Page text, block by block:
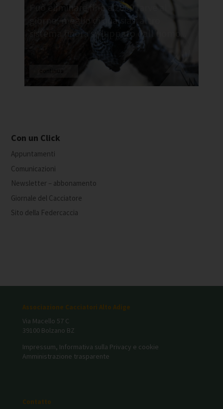
Può eliminare fino a 2000 larve al
giorno, meglio di qualsiasi altro
sistema finora sviluppato dall'uomo...
Con un Click
Appuntamenti
Comunicazioni
Newsletter – abbonamento
Giornale del Cacciatore
Sito della Federcaccia
Associazione Cacciatori Alto Adige
Via Macello 57 C
39100 Bolzano BZ
Impressum, Informativa sulla Privacy e cookie
Amministrazione trasparente
Contatto